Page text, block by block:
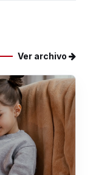
Ver archivo